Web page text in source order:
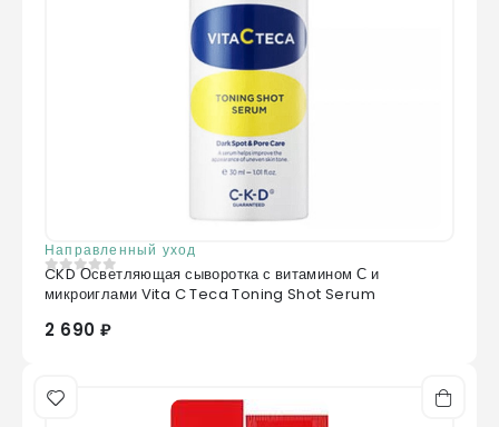
Направленный уход
0из 5
CKD Осветляющая сыворотка с витамином С и
микроиглами Vita C Teca Toning Shot Serum
2 690 ₽